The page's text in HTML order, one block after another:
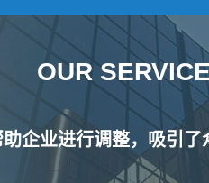
OUR
企业进行调整，吸引